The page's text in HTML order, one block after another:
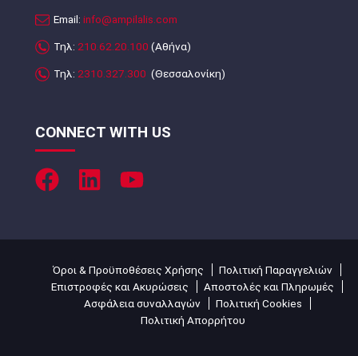
Email: info@ampilalis.com
Τηλ: 210.62.20.100 (Αθήνα)
Τηλ: 2310.327.300 (Θεσσαλονίκη)
CONNECT WITH US
Όροι & Προϋποθέσεις Χρήσης
Πολιτική Παραγγελιών
Επιστροφές και Ακυρώσεις
Αποστολές και Πληρωμές
Ασφάλεια συναλλαγών
Πολιτική Cookies
Πολιτική Απορρήτου